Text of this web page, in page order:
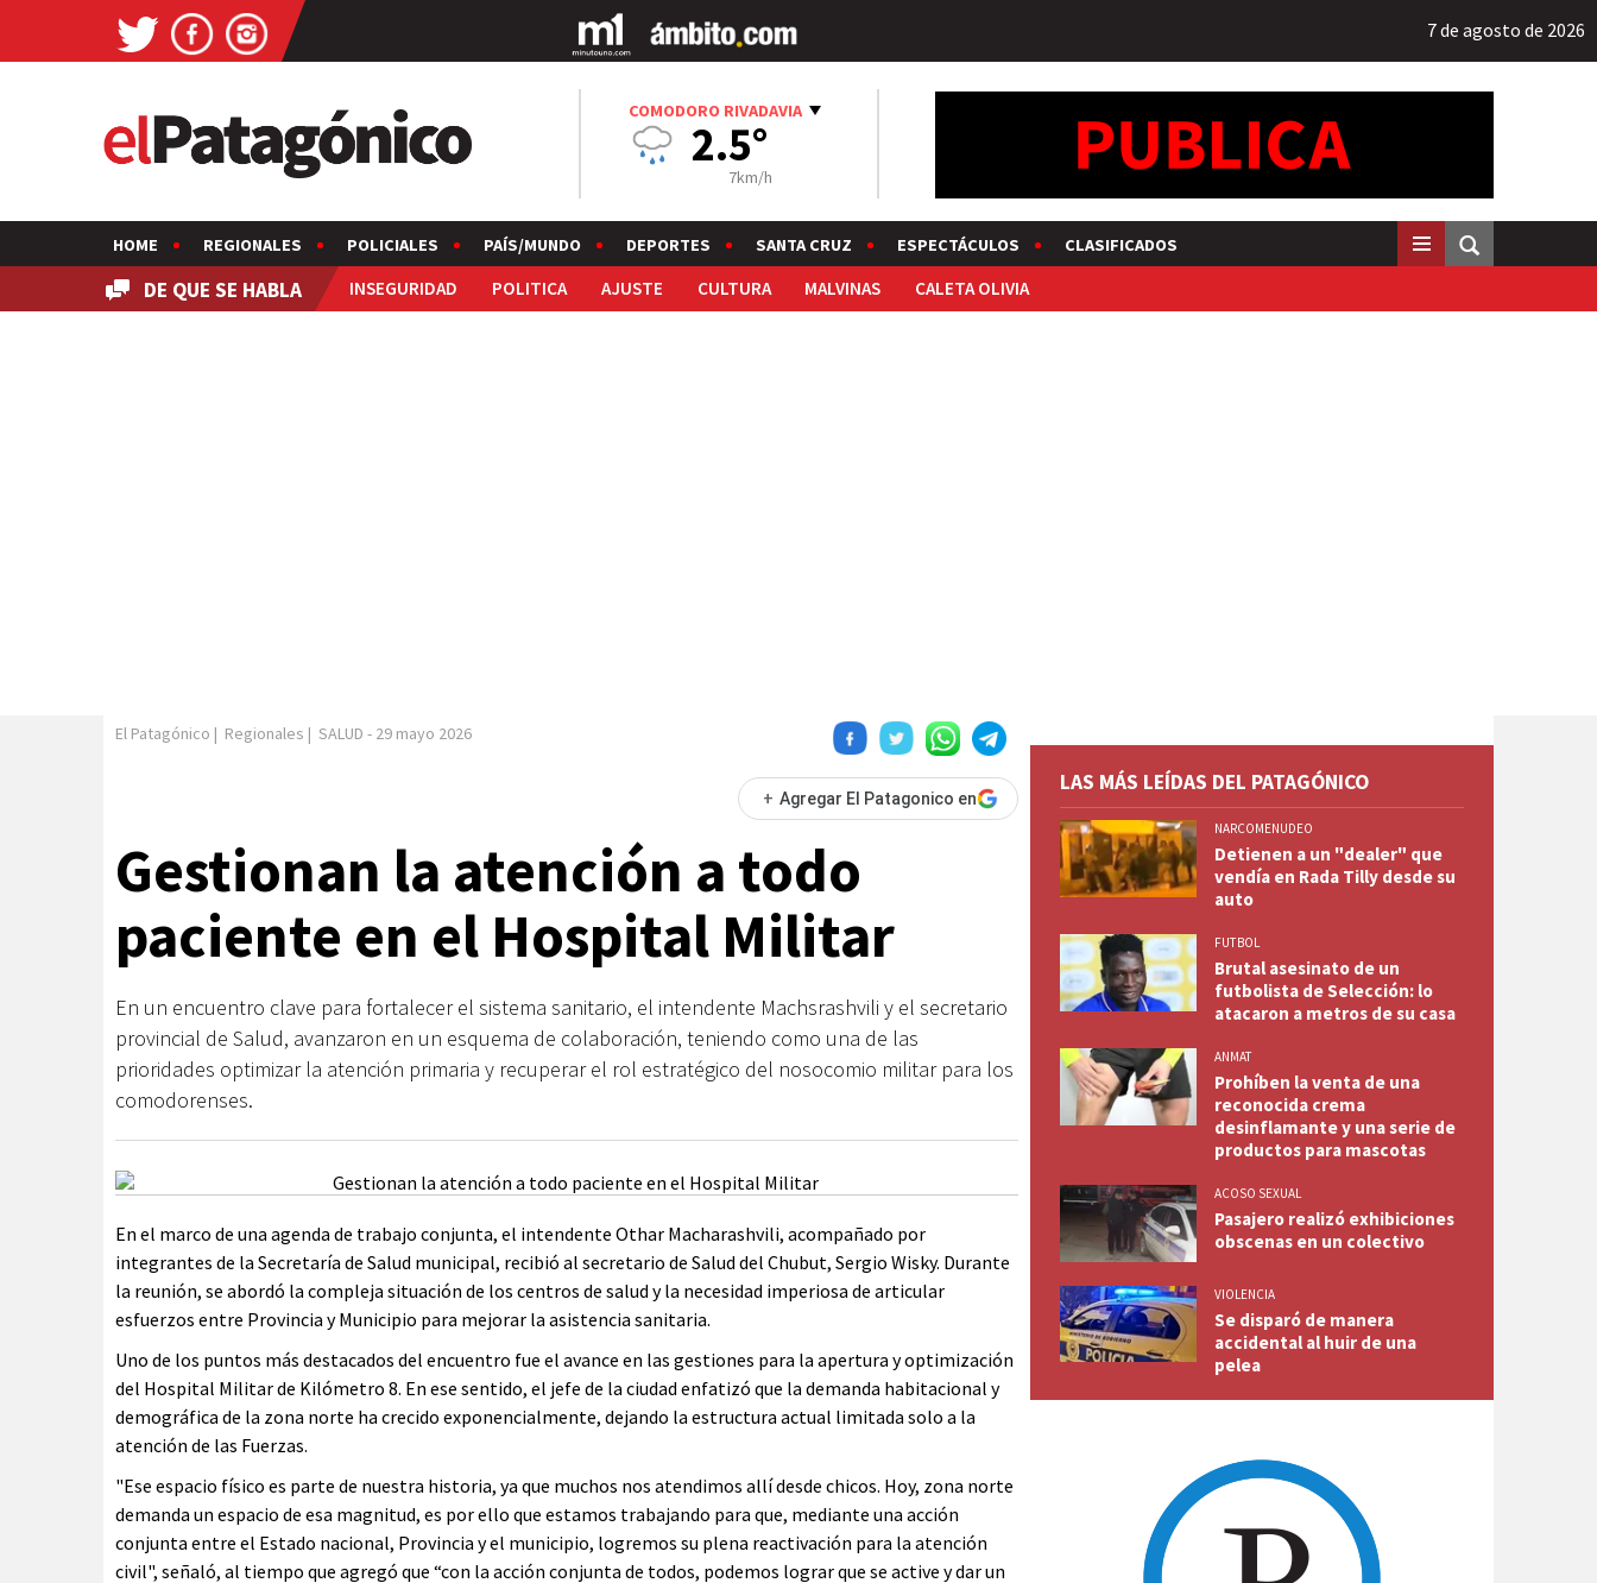
7 de agosto de 2026
COMODORO RIVADAVIA
2.5°
7km/h
HOME REGIONALES POLICIALES PAÍS/MUNDO DEPORTES SANTA CRUZ ESPECTÁCULOS CLASIFICADOS
DE QUE SE HABLA INSEGURIDAD POLITICA AJUSTE CULTURA MALVINAS CALETA OLIVIA
El Patagónico | Regionales | SALUD - 29 mayo 2026
+ Agregar El Patagonico en
Gestionan la atención a todo
paciente en el Hospital Militar
En un encuentro clave para fortalecer el sistema sanitario, el intendente Machsrashvili y el secretario
provincial de Salud, avanzaron en un esquema de colaboración, teniendo como una de las
prioridades optimizar la atención primaria y recuperar el rol estratégico del nosocomio militar para los
comodorenses.
En el marco de una agenda de trabajo conjunta, el intendente Othar Macharashvili, acompañado por
integrantes de la Secretaría de Salud municipal, recibió al secretario de Salud del Chubut, Sergio Wisky. Durante
la reunión, se abordó la compleja situación de los centros de salud y la necesidad imperiosa de articular
esfuerzos entre Provincia y Municipio para mejorar la asistencia sanitaria.
Uno de los puntos más destacados del encuentro fue el avance en las gestiones para la apertura y optimización
del Hospital Militar de Kilómetro 8. En ese sentido, el jefe de la ciudad enfatizó que la demanda habitacional y
demográfica de la zona norte ha crecido exponencialmente, dejando la estructura actual limitada solo a la
atención de las Fuerzas.
"Ese espacio físico es parte de nuestra historia, ya que muchos nos atendimos allí desde chicos. Hoy, zona norte
demanda un espacio de esa magnitud, es por ello que estamos trabajando para que, mediante una acción
conjunta entre el Estado nacional, Provincia y el municipio, logremos su plena reactivación para la atención
civil", señaló, al tiempo que agregó que “con la acción conjunta de todos, podemos lograr que se active y dar un
LAS MÁS LEÍDAS DEL PATAGÓNICO
NARCOMENUDEO
Detienen a un "dealer" que
vendía en Rada Tilly desde su
auto
FUTBOL
Brutal asesinato de un
futbolista de Selección: lo
atacaron a metros de su casa
ANMAT
Prohíben la venta de una
reconocida crema
desinflamante y una serie de
productos para mascotas
ACOSO SEXUAL
Pasajero realizó exhibiciones
obscenas en un colectivo
VIOLENCIA
Se disparó de manera
accidental al huir de una
pelea